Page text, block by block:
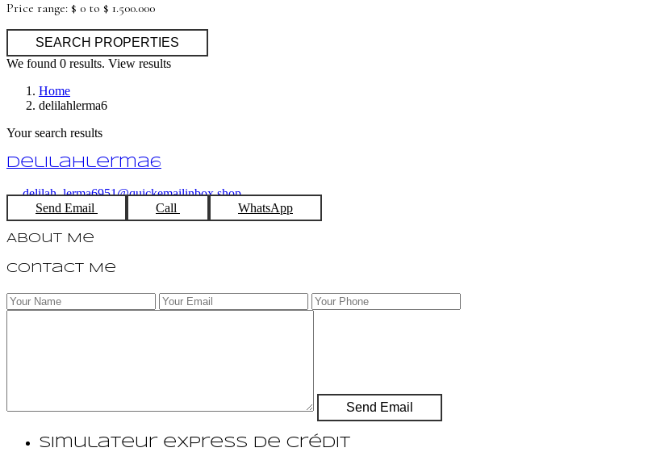
Price range: $ 0 to $ 1.500.000
We found 0 results. View results
Home
delilahlerma6
Your search results
delilahlerma6
delilah_lerma6951@quickemailinbox.shop
Send Email
Call WhatsApp
About Me
Contact Me
Simulateur express de crédit